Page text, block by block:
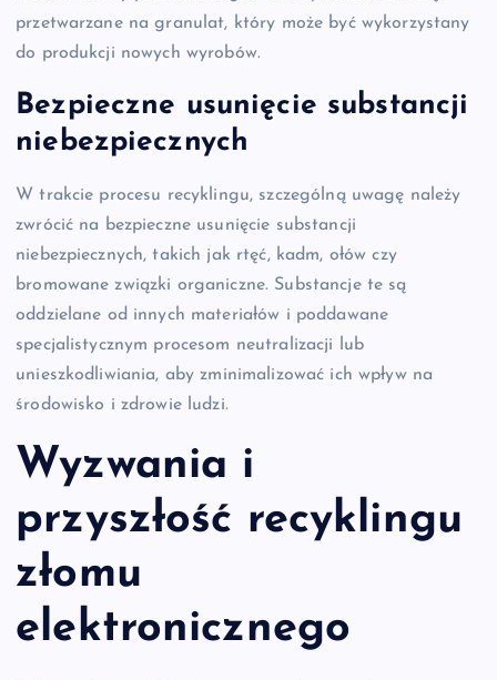
przetwarzane na granulat, który może być wykorzystany
do produkcji nowych wyrobów.
Bezpieczne usunięcie substancji
niebezpiecznych
W trakcie procesu recyklingu, szczególną uwagę należy
zwrócić na bezpieczne usunięcie substancji
niebezpiecznych, takich jak rtęć, kadm, ołów czy
bromowane związki organiczne. Substancje te są
oddzielane od innych materiałów i poddawane
specjalistycznym procesom neutralizacji lub
unieszkodliwiania, aby zminimalizować ich wpływ na
środowisko i zdrowie ludzi.
Wyzwania i
przyszłość recyklingu
złomu
elektronicznego